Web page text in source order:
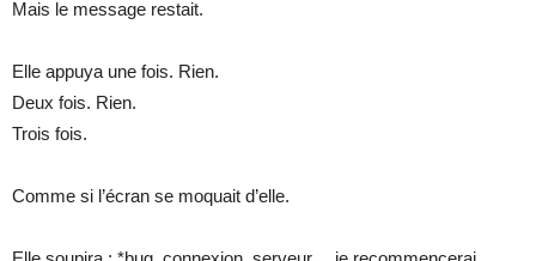
Mais le message restait.
Elle appuya une fois. Rien.
Deux fois. Rien.
Trois fois.
Comme si l’écran se moquait d’elle.